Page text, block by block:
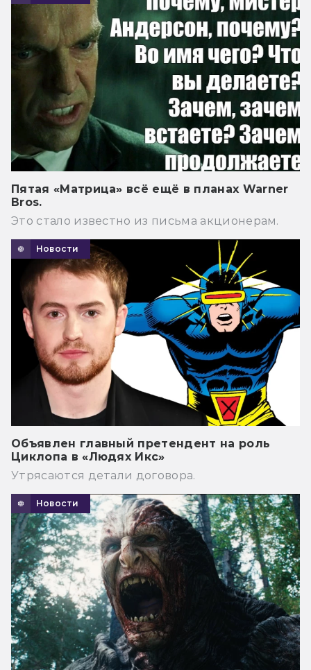
Пятая «Матрица» всё ещё в планах Warner
Bros.
Это стало известно из письма акционерам.
Новости
Объявлен главный претендент на роль
Циклопа в «Людях Икс»
Утрясаются детали договора.
Новости